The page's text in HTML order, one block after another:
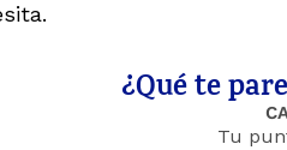
¿Qué te
Tu